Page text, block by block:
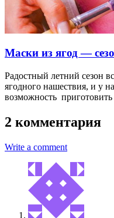
Маски из ягод —
Радостный летний сезон
ягодного нашествия, и у
возможность
2 комментария
Write a comment